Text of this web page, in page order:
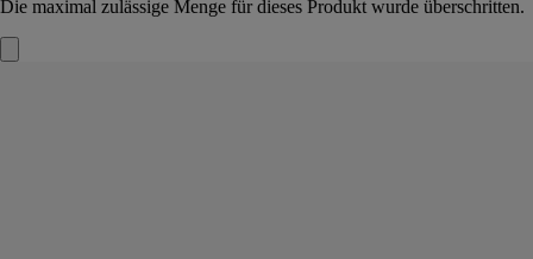
Die maximal zulässige Menge für dieses Produkt wurde überschritten.